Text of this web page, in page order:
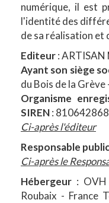
numérique, il est
l'identité des
de sa réalisation et
Editeur: ARTISAN
Ayant son siège
du Bois de la
Organisme
SIREN: 810642868
Ci-après l'éditeur
Responsable
Ci-après le
Hébergeur :
Roubaix - France